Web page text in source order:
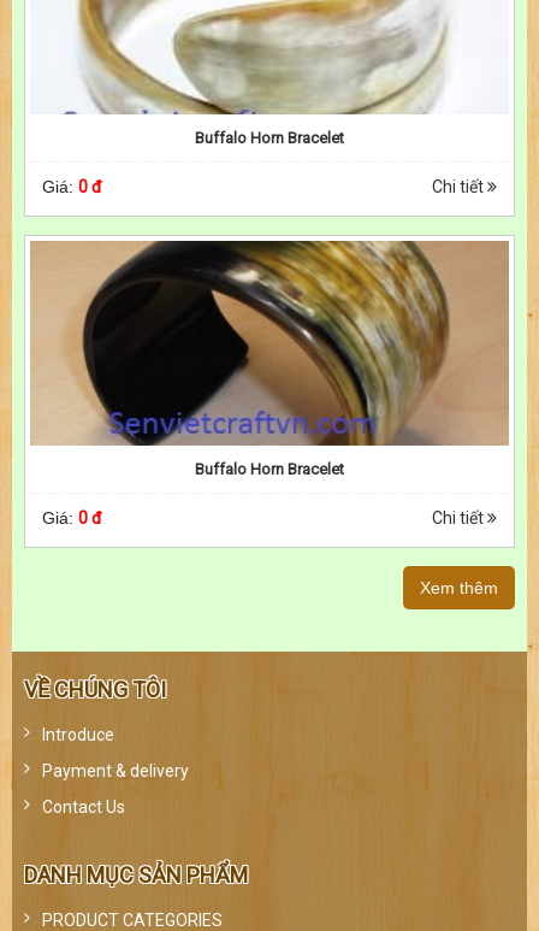
Buffalo Horn Bracelet
Giá: 0 đ Chi tiết
Buffalo Horn Bracelet
Giá: 0 đ Chi tiết
Xem thêm
VỀ CHÚNG TÔI
Introduce
Payment & delivery
Contact Us
DANH MỤC SẢN PHẨM
PRODUCT CATEGORIES